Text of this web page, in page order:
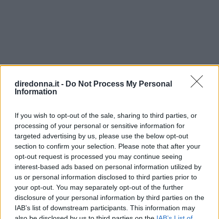
diredonna.it - Do Not Process My Personal
Information
If you wish to opt-out of the sale, sharing to third parties, or
processing of your personal or sensitive information for
targeted advertising by us, please use the below opt-out
section to confirm your selection. Please note that after your
opt-out request is processed you may continue seeing
interest-based ads based on personal information utilized by
us or personal information disclosed to third parties prior to
your opt-out. You may separately opt-out of the further
disclosure of your personal information by third parties on the
IAB’s list of downstream participants. This information may
Articolia tema